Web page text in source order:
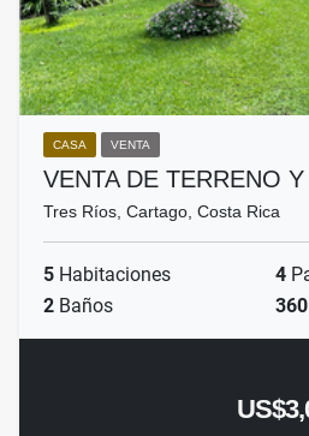
CASA VENTA
VENTA DE TERRENO
Tres Ríos, Cartago, Costa Rica
5 Habitaciones 4
2 Baños 360